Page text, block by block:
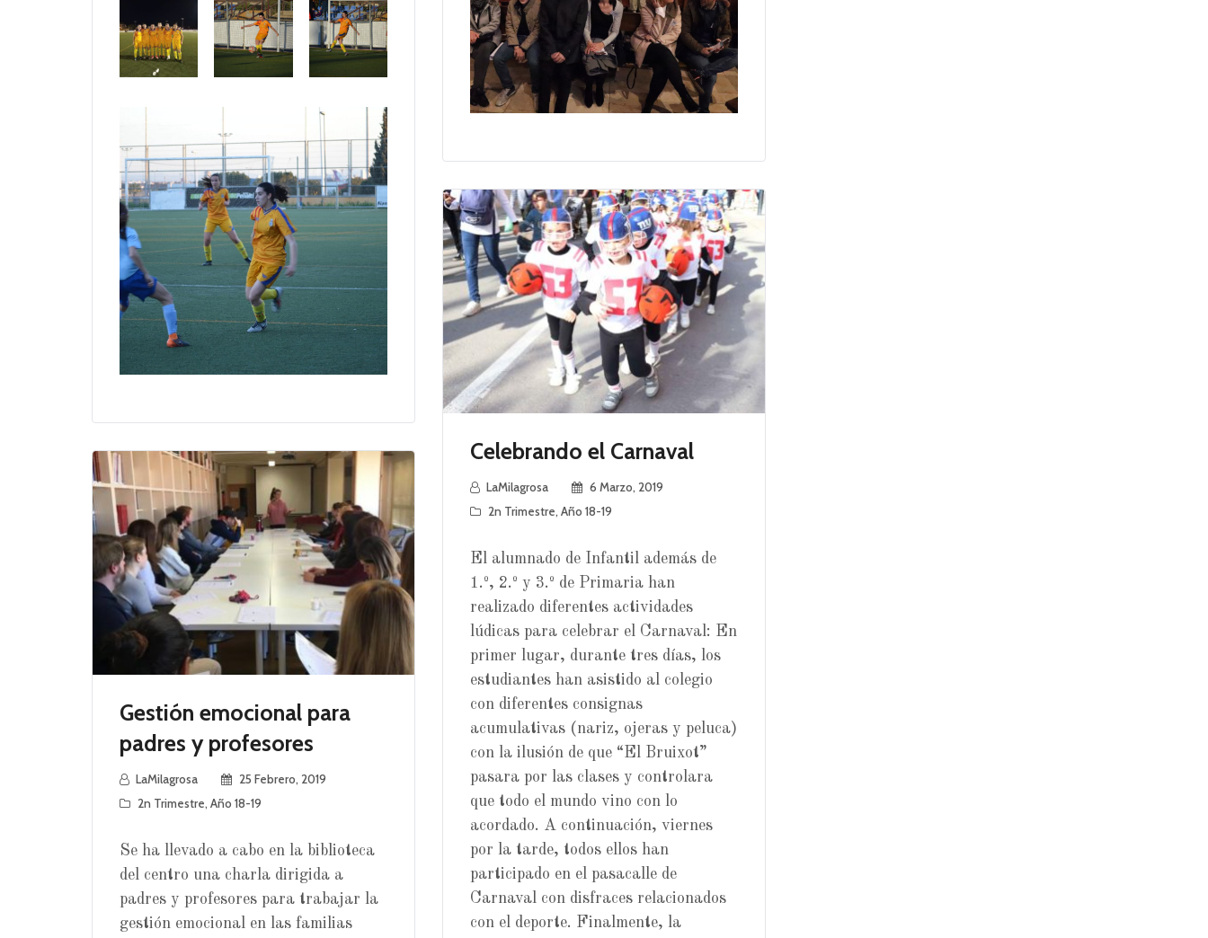
Celebrando el Carnaval
LaMilagrosa
6 Marzo, 2019
2n Trimestre, Año 18-19
El alumnado de Infantil además de
1.º, 2.º y 3.º de Primaria han
realizado diferentes actividades
lúdicas para celebrar el Carnaval: En
primer lugar, durante tres días, los
estudiantes han asistido al colegio
con diferentes consignas
acumulativas (nariz, ojeras y peluca)
con la ilusión de que “El Bruixot”
pasara por las clases y controlara
que todo el mundo vino con lo
acordado. A continuación, viernes
por la tarde, todos ellos han
participado en el pasacalle de
Carnaval con disfraces relacionados
con el deporte. Finalmente, la
Gestión emocional para
padres y profesores
LaMilagrosa
25 Febrero, 2019
2n Trimestre, Año 18-19
Se ha llevado a cabo en la biblioteca
del centro una charla dirigida a
padres y profesores para trabajar la
gestión emocional en las familias